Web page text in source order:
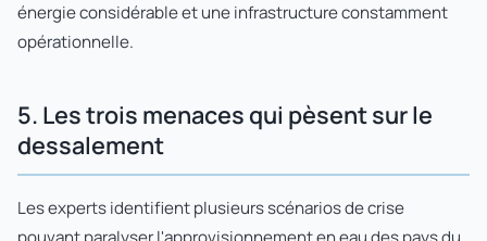
énergie considérable et une infrastructure constamment
opérationnelle.
5. Les trois menaces qui pèsent sur le
dessalement
Les experts identifient plusieurs scénarios de crise